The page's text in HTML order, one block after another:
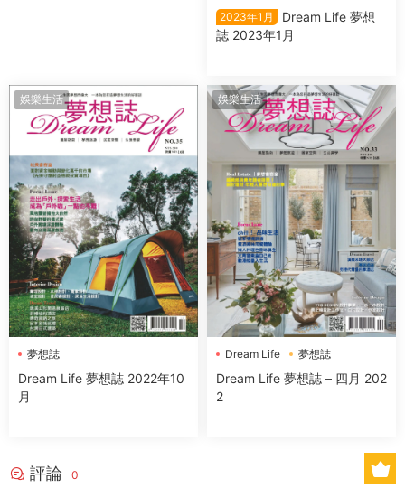
2023年1月
Dream Life 夢想
誌 2023年1月
娛樂生活
夢想誌
Dream Life 夢想誌 2022年10
月
娛樂生活
Dream Life 夢想誌
Dream Life 夢想誌 – 四月 202
2
評論 0